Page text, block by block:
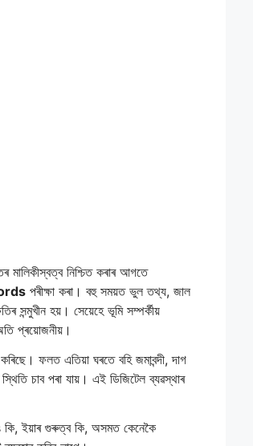
মালিকীস্বত্ব নিশ্চিত কৰাৰ আগতে
পৰীক্ষা কৰা। বহু সময়ত ভুল তথ্য, জাল
সন্মুখীন হয়। সেয়েহে ভূমি সম্পৰ্কীয়
প্ৰয়োজনীয়।
ফলত এতিয়া ঘৰতে বহি জমাবন্দী, দাগ
চাব পৰা যায়। এই ডিজিটেল ব্যৱস্থাৰ
ইয়াৰ গুৰুত্ব কি, অসমত কেনেকৈ